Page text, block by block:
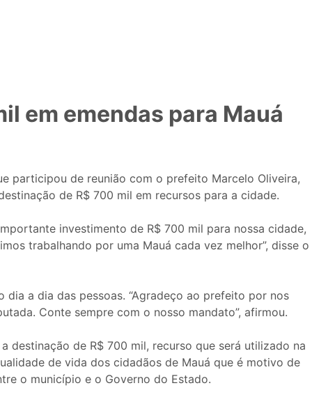
em emendas para Mauá
participou de reunião com o prefeito Marcelo Oliveira,
de R$ 700 mil em recursos para a cidade.
investimento de R$ 700 mil para nossa cidade,
trabalhando por uma Mauá cada vez melhor”, disse o
a dia das pessoas. “Agradeço ao prefeito por nos
Conte sempre com o nosso mandato”, afirmou.
destinação de R$ 700 mil, recurso que será utilizado na
de vida dos cidadãos de Mauá que é motivo de
o município e o Governo do Estado.